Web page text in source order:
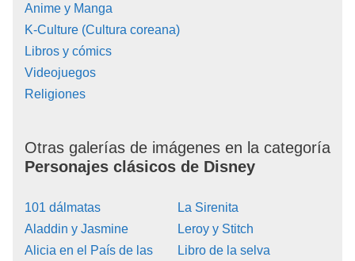
Anime y Manga
K-Culture (Cultura coreana)
Libros y cómics
Videojuegos
Religiones
Otras galerías de imágenes en la categoría
Personajes clásicos de Disney
101 dálmatas
Aladdin y Jasmine
Alicia en el País de las
La Sirenita
Leroy y Stitch
Libro de la selva